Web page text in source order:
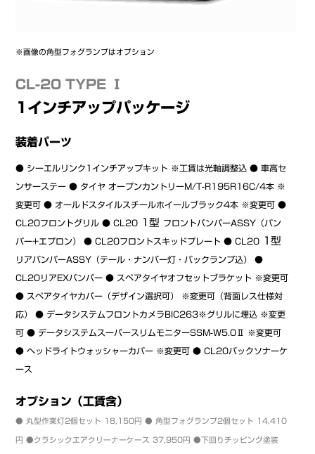
※画像の角型フォグランプはオプション
CL-20 TYPE Ⅰ
1インチアップパッケージ
装着パーツ
● シーエルリンク1インチアップキット ※工賃は光軸調整込 ● 車高セ
ンサーステー ● タイヤ オープンカントリーM/T-R195R16C/4本 ※
変更可 ● オールドスタイルスチールホイールブラック4本 ※変更可 ●
CL20フロントグリル ● CL20 1型 フロントバンパーASSY（バン
パー+エプロン） ● CL20フロントスキッドプレート ● CL20 1型
リアバンパーASSY（テール・ナンバー灯・バックランプ込） ●
CL20リアEXバンパー ● スペアタイヤオフセットブラケット ※変更可
● スペアタイヤカバー（デザイン選択可） ※変更可（背面レス仕様対
応） ● データシステムフロントカメラBIC263※グリルに埋込 ※変更
可 ● データシステムスーパースリムモニターSSM-W5.0Ⅱ ※変更可
● ヘッドライトウォッシャーカバー ※変更可 ● CL20バックソナーケ
ース
オプション（工賃含）
● 丸型作業灯2個セット 18,150円 ● 角型フォグランプ2個セット 14,410
円 ●クラシックエアクリーナーケース 37,950円 ●下回りチッピング塗装